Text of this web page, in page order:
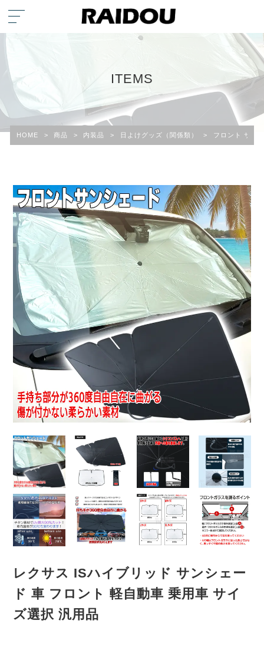
ITEMS
HOME > 商品 > 内装品 > 日よけグッズ（関係類） > フロント サン
レクサス ISハイブリッド サンシェー
ド 車 フロント 軽自動車 乗用車 サイ
ズ選択 汎用品